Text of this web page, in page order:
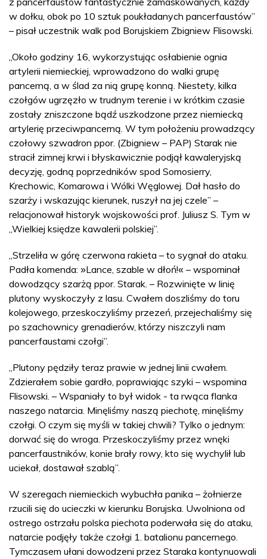
w dołku, obok po 10 sztuk poukładanych pancerfaustów”
– pisał uczestnik walk pod Borujskiem Zbigniew Flisowski.
„Około godziny 16, wykorzystując osłabienie ognia
artylerii niemieckiej, wprowadzono do walki grupę
pancerną, a w ślad za nią grupę konną. Niestety, kilka
czołgów ugrzęzło w trudnym terenie i w krótkim czasie
zostały zniszczone bądź uszkodzone przez niemiecką
artylerię przeciwpancerną. W tym położeniu prowadzący
czołowy szwadron ppor. (Zbigniew – PAP) Starak nie
stracił zimnej krwi i błyskawicznie podjął kawaleryjską
decyzję, godną poprzedników spod Somosierry,
Krechowic, Komarowa i Wólki Węglowej. Dał hasło do
szarży i wskazując kierunek, ruszył na jej czele” –
relacjonował historyk wojskowości prof. Juliusz S. Tym w
„Wielkiej księdze kawalerii polskiej”.
„Strzeliła w górę czerwona rakieta – to sygnał do ataku.
Padła komenda: »Lance, szable w dłoń!« – wspominał
dowodzący szarżą ppor. Starak. – Rozwinięte w linię
plutony wyskoczyły z lasu. Cwałem doszliśmy do toru
kolejowego, przeskoczyliśmy przezeń, przejechaliśmy się
po szachownicy grenadierów, którzy niszczyli nam
pancerfaustami czołgi”.
„Plutony pędziły teraz prawie w jednej linii cwałem.
Zdzierałem sobie gardło, poprawiając szyki – wspomina
Flisowski. – Wspaniały to był widok - ta rwąca flanka
naszego natarcia. Minęliśmy naszą piechotę, minęliśmy
czołgi. O czym się myśli w takiej chwili? Tylko o jednym:
dorwać się do wroga. Przeskoczyliśmy przez wnęki
pancerfaustników, konie brały rowy, kto się wychylił lub
uciekał, dostawał szablą”.
W szeregach niemieckich wybuchła panika – żołnierze
rzucili się do ucieczki w kierunku Borujska. Uwolniona od
ostrego ostrzału polska piechota poderwała się do ataku,
natarcie podjęły także czołgi 1. batalionu pancernego.
Tymczasem ułani dowodzeni przez Staraka kontynuowali